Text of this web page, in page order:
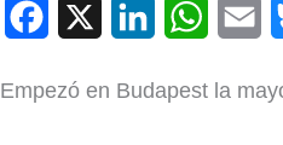
c n
W
a a
Empezó en Budapest la